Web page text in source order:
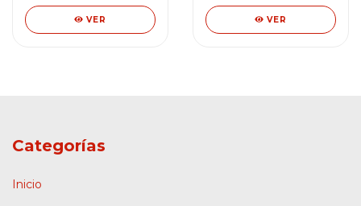
VER VER
Categorías
Inicio